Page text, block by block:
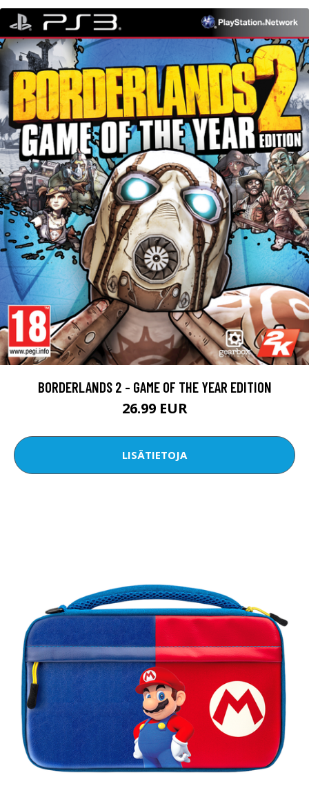
BORDERLANDS 2 - GAME OF THE YEAR EDITION
26.99 EUR
LISÄTIETOJA